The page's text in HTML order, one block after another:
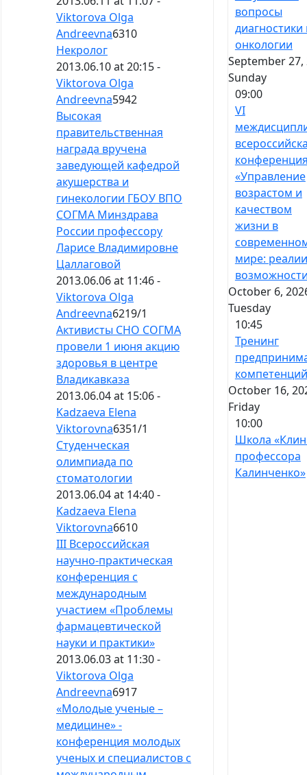
Viktorova Olga
Andreevna6310
Некролог
2013.06.10 at 20:15 -
Viktorova Olga
Andreevna5942
Высокая
правительственная
награда вручена
заведующей кафедрой
акушерства и
гинекологии ГБОУ ВПО
СОГМА Минздрава
России профессору
Ларисе Владимировне
Цаллаговой
2013.06.06 at 11:46 -
Viktorova Olga
Andreevna6219/1
Активисты СНО СОГМА
провели 1 июня акцию
здоровья в центре
Владикавказа
2013.06.04 at 15:06 -
Kadzaeva Elena
Viktorovna6351/1
Студенческая
олимпиада по
стоматологии
2013.06.04 at 14:40 -
Kadzaeva Elena
Viktorovna6610
III Всероссийская
научно-практическая
конференция с
международным
участием «Проблемы
фармацевтической
науки и практики»
2013.06.03 at 11:30 -
Viktorova Olga
Andreevna6917
«Молодые ученые –
медицине» -
конференция молодых
ученых и специалистов с
вопросы
диагностики
онкологии
September 27,
Sunday
09:00
VI
«Управление
возрастом и
качеством
жизни в
мире:
October 6,
Tuesday
10:45
Тренинг
компетенций
October 16,
Friday
10:00
Школа
профессора
Калинченко»